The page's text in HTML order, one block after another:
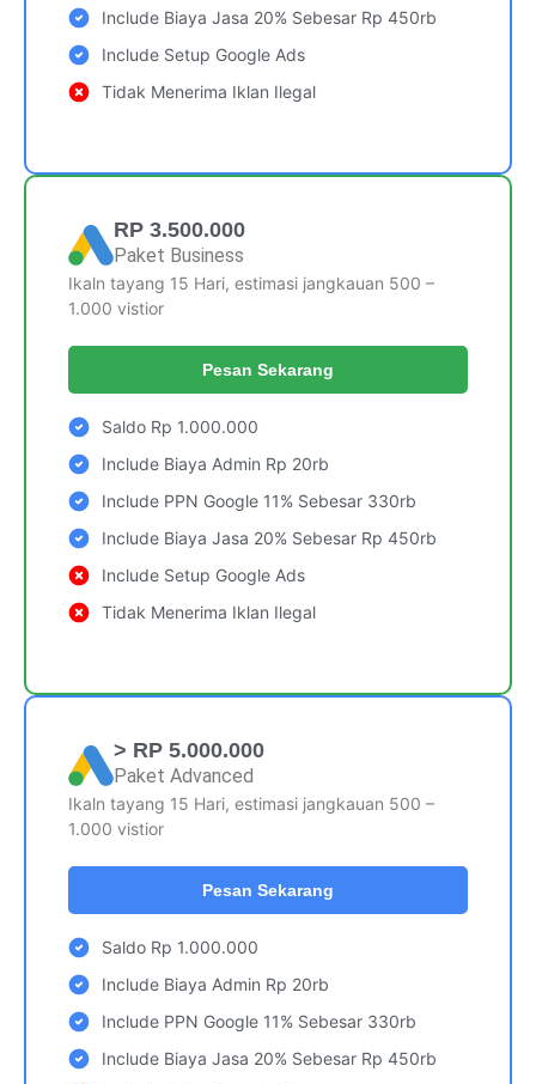
Include Biaya Jasa 20% Sebesar Rp 450rb
Include Setup Google Ads
Tidak Menerima Iklan Ilegal
RP 3.500.000
Paket Business
Ikaln tayang 15 Hari, estimasi jangkauan 500 –
1.000 vistior
Pesan Sekarang
Saldo Rp 1.000.000
Include Biaya Admin Rp 20rb
Include PPN Google 11% Sebesar 330rb
Include Biaya Jasa 20% Sebesar Rp 450rb
Include Setup Google Ads
Tidak Menerima Iklan Ilegal
> RP 5.000.000
Paket Advanced
Ikaln tayang 15 Hari, estimasi jangkauan 500 –
1.000 vistior
Pesan Sekarang
Saldo Rp 1.000.000
Include Biaya Admin Rp 20rb
Include PPN Google 11% Sebesar 330rb
Include Biaya Jasa 20% Sebesar Rp 450rb